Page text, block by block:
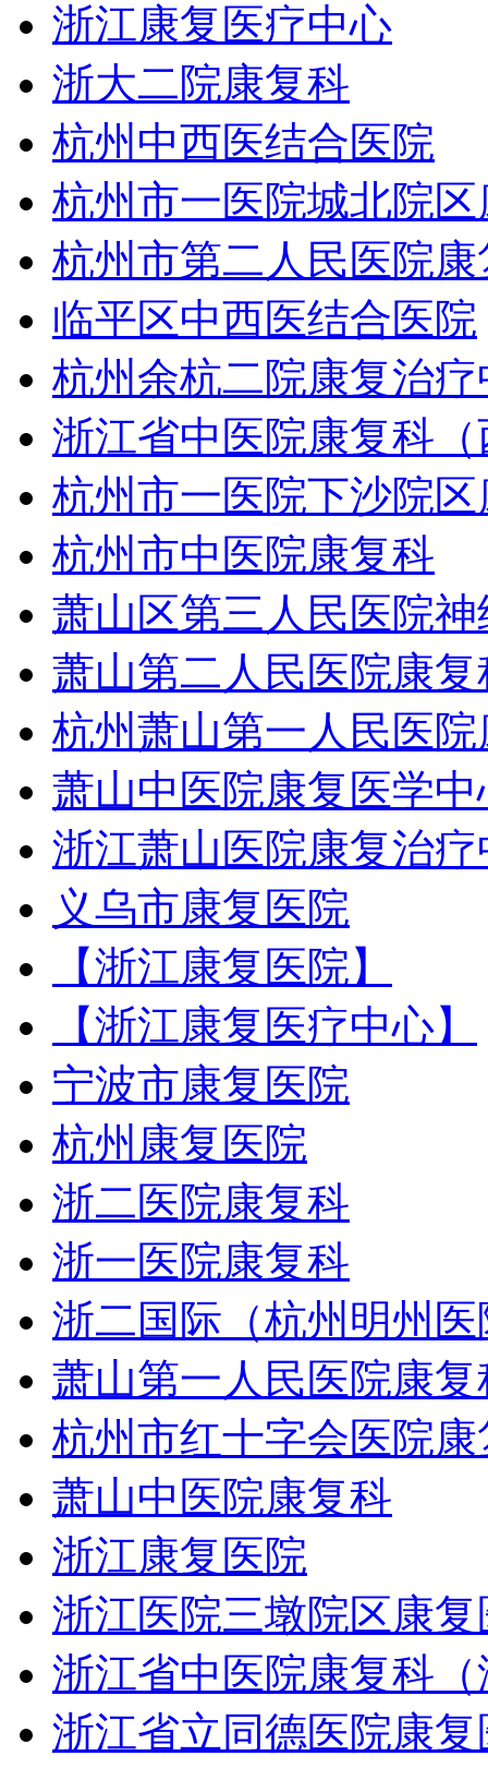
浙江康复医疗中心
浙大二院康复科
杭州中西医结合医院
杭州市一医院城北院
杭州市第二人民医院康
临平区中西医结合医院
杭州余杭二院康复治疗
浙江省中医院康复科
杭州市一医院下沙院
杭州市中医院康复科
萧山区第三人民医院
萧山第二人民医院康复
杭州萧山第一人民医
萧山中医院康复医学中
浙江萧山医院康复治疗
义乌市康复医院
【浙江康复医院】
【浙江康复医疗中心】
宁波市康复医院
杭州康复医院
浙二医院康复科
浙一医院康复科
浙二国际（杭州明州
萧山第一人民医院康复
杭州市红十字会医院康
萧山中医院康复科
浙江康复医院
浙江医院三墩院区康
浙江省中医院康复科
浙江省立同德医院康